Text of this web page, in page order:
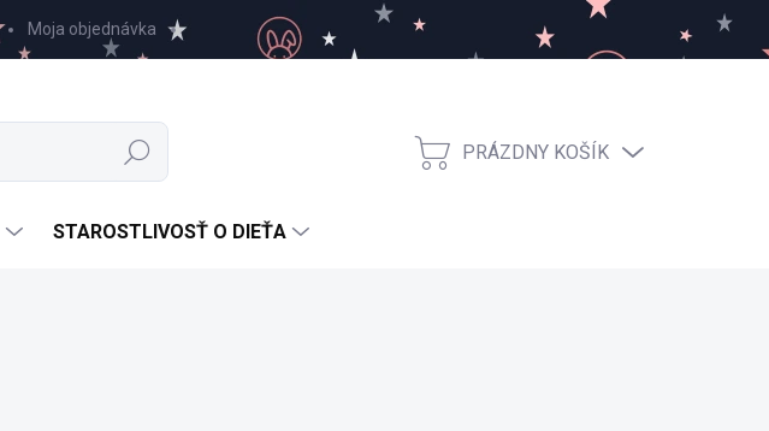
Moja objednávka
Hľadať
NÁKUPNÝ
PRÁZDNY KOŠÍK
STAROSTLIVOSŤ O DIEŤA